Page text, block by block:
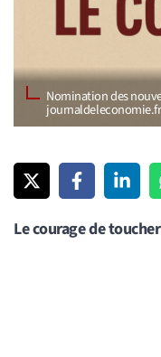
Nomination des
journaldeleconomie.fr
Le courage de